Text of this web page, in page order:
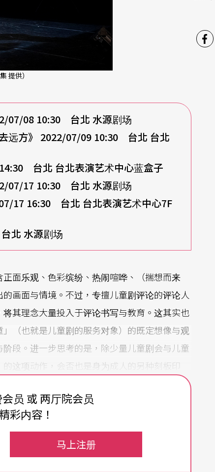
提供）
07/08 10:30 台北 水源剧场
远方》 2022/07/09 10:30 台北 台北
台北 台北表演艺术中心蓝盒子
07/17 10:30 台北 水源剧场
17 16:30 台北 台北表演艺术中心7F
北 水源剧场
面乐观、色彩缤纷、热闹喧哗、（揣想而来
画面与情境。不过，专擅儿童剧评论的评论人
其理念大量投入于评论书写与教育。这其实也
（也就是儿童剧的服务对象）的既定想像与观
段。进一步思考的是，除少量儿童剧会与儿童
这项动作，会否也是身为成人的另种刻板印
」是我持续反求诸己的提问，也骚扰著自己观
艺术节的节目规划与呈现。我认为台北儿童艺
划性地掌握极为前卫的实验态度，也培养出创
年（2022）几部于台北儿童艺术节发表的作
员 或 两厅院会员
彩内容！
马上注册